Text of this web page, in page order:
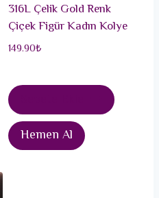
316L Çelik Gold Renk
Çiçek Figür Kadın Kolye
149.90₺
Hemen Al